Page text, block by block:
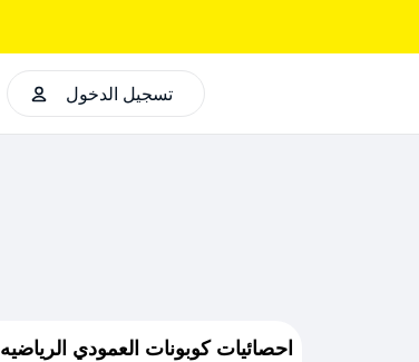
تسجيل الدخول
احصائيات كوبونات العمودي الرياضيه